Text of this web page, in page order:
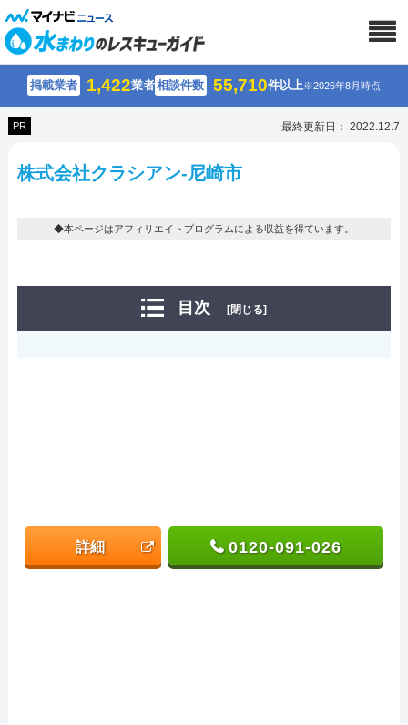
掲載業者 1,422業者相談件数 55,710件以上※2026年8月時点
PR 最終更新日： 2022.12.7
株式会社クラシアン-尼崎市
◆本ページはアフィリエイトプログラムによる収益を得ています。
目次 [閉じる]
詳細 0120-091-026